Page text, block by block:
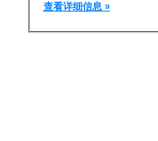
查看详细信息 »